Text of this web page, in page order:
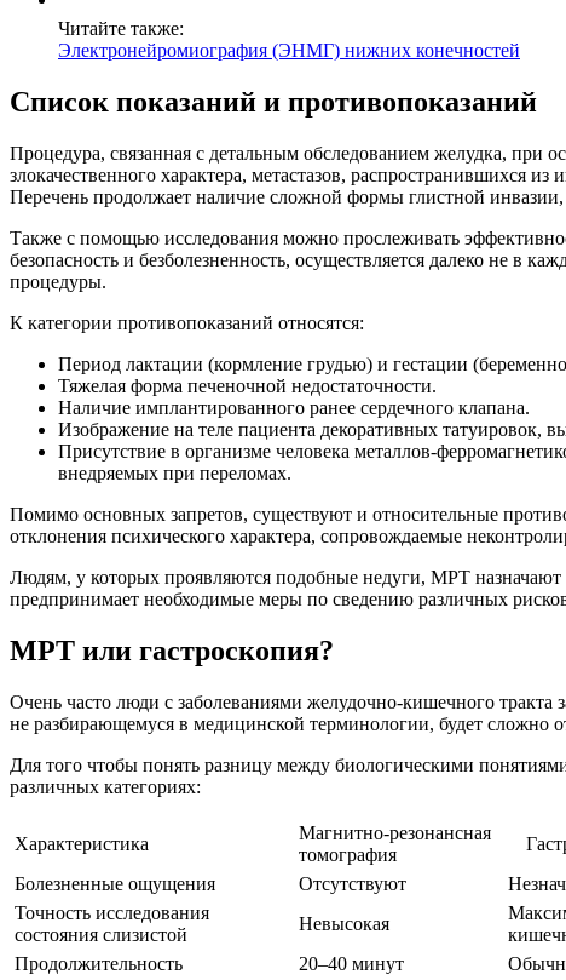
Читайте также:
Электронейромиография (ЭНМГ) нижних конечностей
Список показаний и противопоказаний
Процедура, связанная с детальным обследованием желудка, при
злокачественного характера, метастазов, распространившихся
Перечень продолжает наличие сложной формы глистной
Также с помощью исследования можно прослеживать
безопасность и безболезненность, осуществляется далеко не в
процедуры.
К категории противопоказаний относятся:
Период лактации (кормление грудью) и гестации
Тяжелая форма печеночной недостаточности.
Наличие имплантированного ранее сердечного клапана.
Изображение на теле пациента декоративных татуировок,
Присутствие в организме человека металлов-
внедряемых при переломах.
Помимо основных запретов, существуют и относительные
отклонения психического характера, сопровождаемые
Людям, у которых проявляются подобные недуги, МРТ
предпринимает необходимые меры по сведению различных
МРТ или гастроскопия?
Очень часто люди с заболеваниями желудочно-кишечного
не разбирающемуся в медицинской терминологии, будет сложно
Для того чтобы понять разницу между биологическими
различных категориях:
Характеристика
Магнитно-резонансная
томография
Болезненные ощущения
Отсутствуют
Точность исследования
состояния слизистой
Невысокая
Продолжительность
20–40 минут